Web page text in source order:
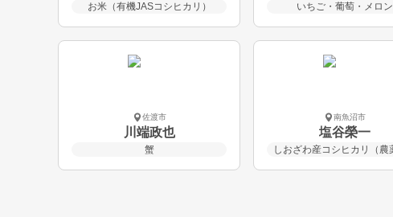
お米（有機JASコシヒカリ） いちご・葡萄・メロン
佐渡市
川端政也
蟹
南魚沼市
塩谷榮一